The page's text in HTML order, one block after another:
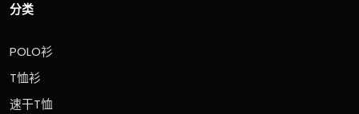
分类
POLO衫
T恤衫
速干T恤